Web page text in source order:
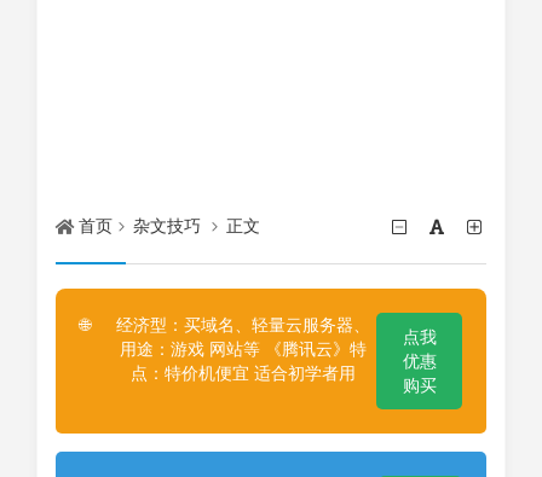
首页 杂文技巧 正文
🌐
经济型：买域名、轻量云服务器、
用途：游戏 网站等 《腾讯云》特
点：特价机便宜 适合初学者用
点我
优惠
购买